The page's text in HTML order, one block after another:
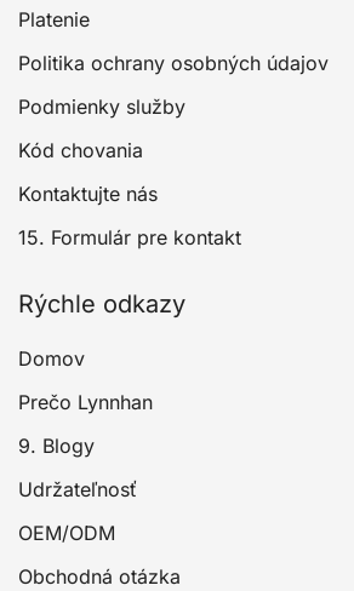
Platenie
Politika ochrany osobných údajov
Podmienky služby
Kód chovania
Kontaktujte nás
15. Formulár pre kontakt
Rýchle odkazy
Domov
Prečo Lynnhan
9. Blogy
Udržateľnosť
OEM/ODM
Obchodná otázka